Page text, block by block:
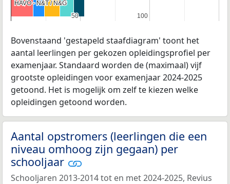
50
50 100
100
HAVO - N&T / N&G
HAVO - N&T / N&G
Bovenstaand 'gestapeld staafdiagram' toont het
aantal leerlingen per gekozen opleidingsprofiel per
examenjaar. Standaard worden de (maximaal) vijf
grootste opleidingen voor examenjaar 2024-2025
getoond. Het is mogelijk om zelf te kiezen welke
opleidingen getoond worden.
Aantal opstromers (leerlingen die een
niveau omhoog zijn gegaan) per
schooljaar
Schooljaren 2013-2014 tot en met 2024-2025, Revius